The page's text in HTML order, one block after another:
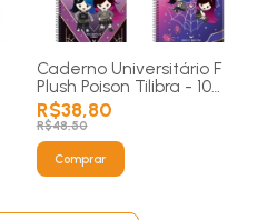
Caderno Universitário F
Plush Poison Tilibra - 10
matérias 160 folhas
R$38,80
R$48,50
Comprar